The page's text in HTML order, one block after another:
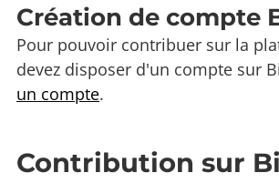
Création de compte
Pour pouvoir contribuer sur la
devez disposer d'un compte sur
un compte.
Contribution sur